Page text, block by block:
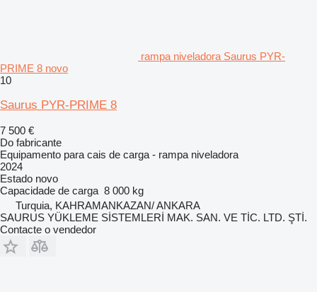
rampa niveladora Saurus PYR-
PRIME 8 novo
10
Saurus PYR-PRIME 8
7 500 €
Do fabricante
Equipamento para cais de carga - rampa niveladora
2024
Estado novo
Capacidade de carga 8 000 kg
Turquia, KAHRAMANKAZAN/ ANKARA
SAURUS YÜKLEME SİSTEMLERİ MAK. SAN. VE TİC. LTD. ŞTİ.
Contacte o vendedor